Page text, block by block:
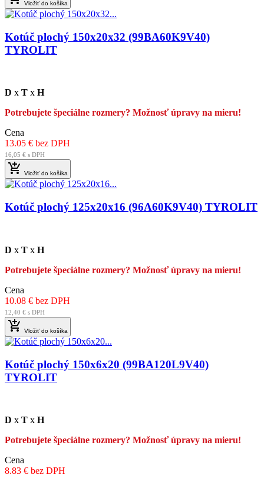
Vložiť do košíka
Kotúč plochý 150x20x32 (99BA60K9V40)
TYROLIT
D x T x H
Potrebujete špeciálne rozmery? Možnosť úpravy na mieru!
Cena
13.05 € bez DPH
16,05 € s DPH
 Vložiť do košíka
Kotúč plochý 125x20x16 (96A60K9V40) TYROLIT
D x T x H
Potrebujete špeciálne rozmery? Možnosť úpravy na mieru!
Cena
10.08 € bez DPH
12,40 € s DPH
 Vložiť do košíka
Kotúč plochý 150x6x20 (99BA120L9V40)
TYROLIT
D x T x H
Potrebujete špeciálne rozmery? Možnosť úpravy na mieru!
Cena
8.83 € bez DPH